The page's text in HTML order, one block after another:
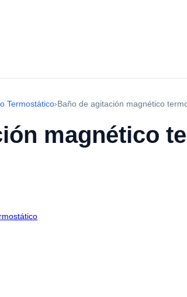
Termostático›Baño de agitación magnético
magnético